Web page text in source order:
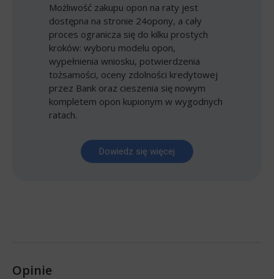
Możliwość zakupu opon na raty jest
dostępna na stronie 24opony, a cały
proces ogranicza się do kilku prostych
kroków: wyboru modelu opon,
wypełnienia wniosku, potwierdzenia
tożsamości, oceny zdolności kredytowej
przez Bank oraz cieszenia się nowym
kompletem opon kupionym w wygodnych
ratach.
Dowiedz się więcej
Opinie